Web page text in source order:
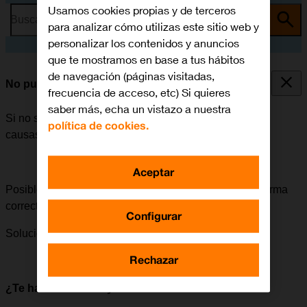
Busca por problema o tema
No puedo encender mi móvil
Si no se puede encender el móvil, puede haber varias
causas posibles al problema.
Posible causa 3 de 4:El móvil se debe encender de forma
correcta.
Solución:Cómo encender el móvil.
¿Te ha servido de ayuda?
Usamos cookies propias y de terceros
para analizar cómo utilizas este sitio web y
personalizar los contenidos y anuncios
que te mostramos en base a tus hábitos
de navegación (páginas visitadas,
frecuencia de acceso, etc) Si quieres
saber más, echa un vistazo a nuestra
política de cookies.
Configurar
Rechazar
Aceptar